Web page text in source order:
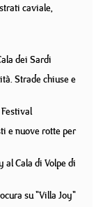
caviale,
dei Sardi
Strade chiuse e
e nuove rotte per
al Cala di Volpe di
su "Villa Joy"